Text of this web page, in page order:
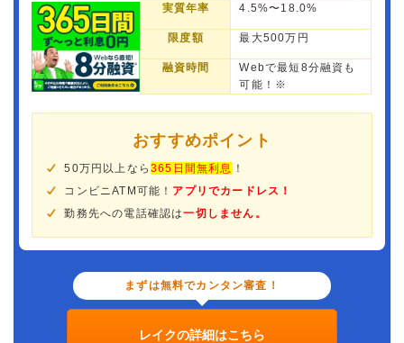
実質年率 4.5%〜18.0%
限度額 最大500万円
融資時間
Webで最短8分融資も
可能！※
おすすめポイント
50万円以上なら365日間無利息
！
コンビニATM可能！ アプリでカードレス！
勤務先への電話確認は一切しません。
まずは無料でカンタン審査！
レイクの詳細はこちら